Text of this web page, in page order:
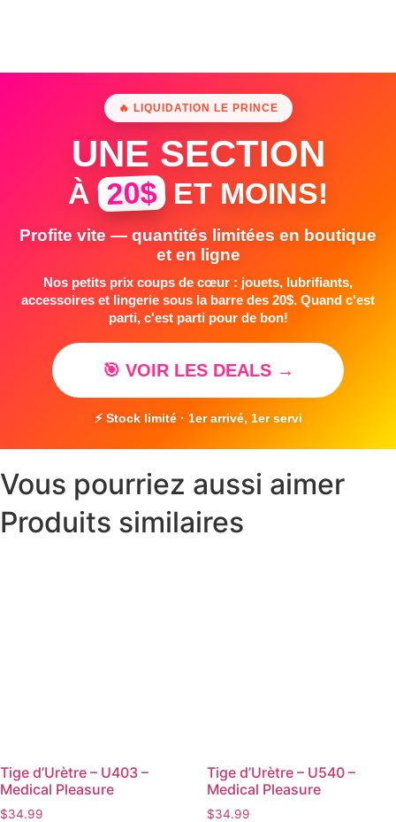
🔥 LIQUIDATION LE PRINCE
UNE SECTION
À 20$ ET MOINS!
Profite vite — quantités limitées en boutique
et en ligne
Nos petits prix coups de cœur : jouets, lubrifiants,
accessoires et lingerie sous la barre des 20$. Quand c'est
parti, c'est parti pour de bon!
🎯 VOIR LES DEALS →
⚡ Stock limité · 1er arrivé, 1er servi
Vous pourriez aussi aimer
Produits similaires
Tige d’Urètre – U403 –
Medical Pleasure
$34.99
Tige d’Urètre – U540 –
Medical Pleasure
$34.99